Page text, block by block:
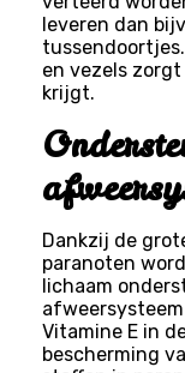
leveren dan
en vezels
krijgt.
Dankzij de
paranoten
lichaam
Vitamine E in
bescherming